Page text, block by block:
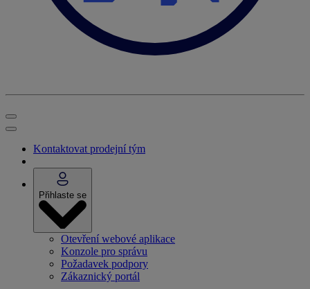
Kontaktovat prodejní tým
Přihlaste se
Otevření webové aplikace
Konzole pro správu
Požadavek podpory
Zákaznický portál